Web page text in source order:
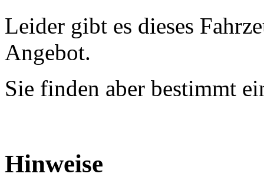
Leider gibt es dieses
Angebot.
Sie finden aber bestimmt
Hinweise